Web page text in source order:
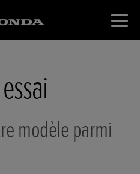
modèle parmi